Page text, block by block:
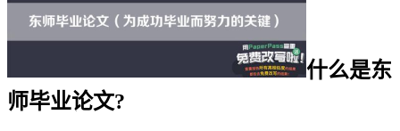
什么是东
师毕业论文?